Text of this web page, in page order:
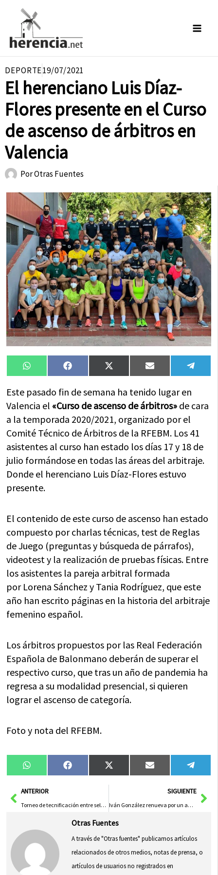
contenido
DEPORTE19/07/2021
El herenciano Luis Díaz-
Flores presente en el Curso
de ascenso de árbitros en
Valencia
PorOtras Fuentes
Compartir
en
WhatsAppCompartir
en
FacebookCompartir
en
X
(Twitter)
Compartir
en
Email
en
Este pasado fin de semana ha tenido lugar en
Valencia el «Curso de ascenso de árbitros» de cara
a la temporada 2020/2021, organizado por el
Comité Técnico de Árbitros de la RFEBM. Los 41
asistentes al curso han estado los días 17 y 18 de
julio formándose en todas las áreas del arbitraje.
Donde el herenciano Luis Díaz-Flores estuvo
presente.
El contenido de este curso de ascenso han estado
compuesto por charlas técnicas, test de Reglas
de Juego (preguntas y búsqueda de párrafos),
videotest y la realización de pruebas físicas. Entre
los asistentes la pareja arbitral formada
por Lorena Sánchez y Tania Rodríguez, que este
año han escrito páginas en la historia del arbitraje
femenino español.
Los árbitros propuestos por las Real Federación
Española de Balonmano deberán de superar el
respectivo curso, que tras un año de pandemia ha
regresa a su modalidad presencial, si quieren
lograr el ascenso de categoría.
Foto y nota del RFEBM.
Compartir
en
WhatsAppCompartir
en
FacebookCompartir
en
X
(Twitter)
Compartir
en
Email
en
AntANTERIOR
Torneo de tecnificación entre selecciones de Castilla-La Mancha y Madrid en Herencia
SIGUIENTE
Iván González renueva por un año más por el Herencia C.F.
Otras Fuentes
A través de "Otras fuentes" publicamos artículos
relacionados de otros medios, notas de prensa, o
artículos de usuarios no registrados en